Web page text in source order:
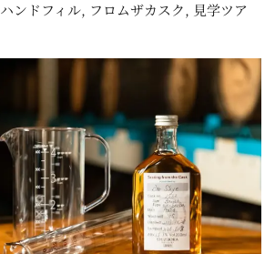
ハンドフィル, フロムザカスク, 見学ツア